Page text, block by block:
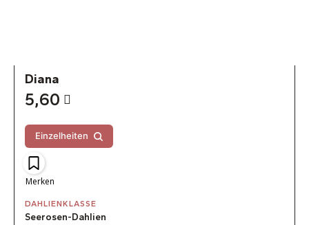
Diana
5,60
Einzelheiten
Merken
DAHLIENKLASSE
Seerosen-Dahlien